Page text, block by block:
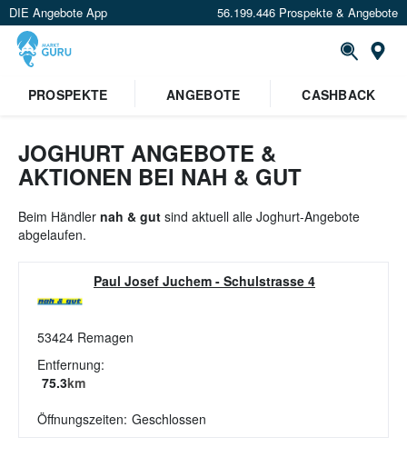
DIE Angebote App 56.199.446 Prospekte & Angebote
Standort festlegen
PROSPEKTE ANGEBOTE CASHBACK
JOGHURT ANGEBOTE &
AKTIONEN BEI NAH & GUT
Beim Händler nah & gut sind aktuell alle Joghurt-Angebote
abgelaufen.
Paul Josef Juchem - Schulstrasse 4
53424 Remagen
Entfernung:
75.3km
Öffnungszeiten: Geschlossen